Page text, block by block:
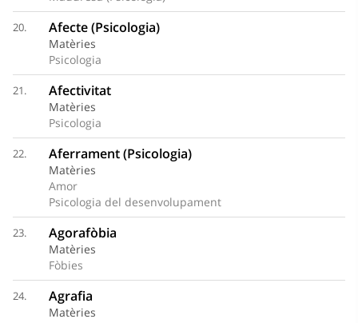
20. Afecte (Psicologia)
Matèries
Psicologia
21. Afectivitat
Matèries
Psicologia
22. Aferrament (Psicologia)
Matèries
Amor
Psicologia del desenvolupament
23. Agorafòbia
Matèries
Fòbies
24. Agrafia
Matèries